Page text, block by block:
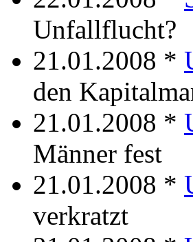
Unfallflucht?
21.01.2008 *
den
21.01.2008 *
Männer fest
21.01.2008 *
verkratzt